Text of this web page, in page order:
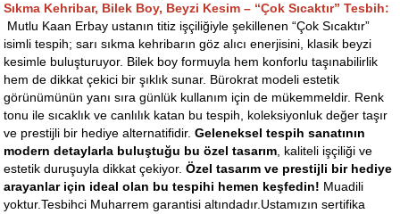
Sıkma Kehribar, Bilek Boy, Beyzi Kesim – “Çok Sıcaktır” Tesbih:
Mutlu Kaan Erbay ustanın titiz işçiliğiyle şekillenen “Çok Sıcaktır”
isimli tespih; sarı sıkma kehribarın göz alıcı enerjisini, klasik beyzi
kesimle buluşturuyor. Bilek boy formuyla hem konforlu taşınabilirlik
hem de dikkat çekici bir şıklık sunar. Bürokrat modeli estetik
görünümünün yanı sıra günlük kullanım için de mükemmeldir. Renk
tonu ile sıcaklık ve canlılık katan bu tespih, koleksiyonluk değer taşır
ve prestijli bir hediye alternatifidir.Geleneksel tespih sanatının
modern detaylarla buluştuğu bu özel tasarım, kaliteli işçiliği ve
estetik duruşuyla dikkat çekiyor.Özel tasarım ve prestijli bir hediye
arayanlar için ideal olan bu tespihi hemen keşfedin! Muadili
yoktur.Tesbihci Muharrem garantisi altındadır.Ustamızın sertifika